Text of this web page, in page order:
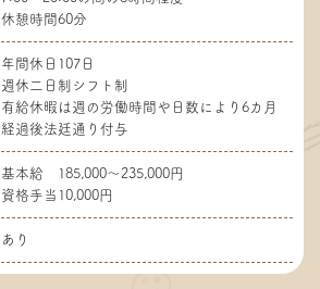
休憩時間60分
年間休日107日
週休二日制シフト制
有給休暇は週の労働時間や日数により6カ月
経過後法廷通り付与
基本給 185,000～235,000円
資格手当10,000円
あり